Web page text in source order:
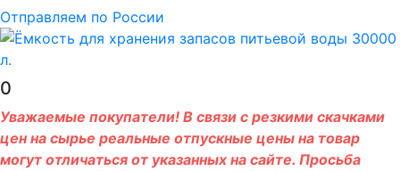
Отправляем по России
0
Уважаемые покупатели! В связи с резкими скачками
цен на сырье реальные отпускные цены на товар
могут отличаться от указанных на сайте. Просьба